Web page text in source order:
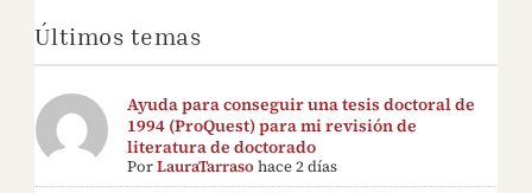
Últimos temas
Ayuda para conseguir una tesis doctoral de
1994 (ProQuest) para mi revisión de
literatura de doctorado
PorLauraTarraso hace 2 días